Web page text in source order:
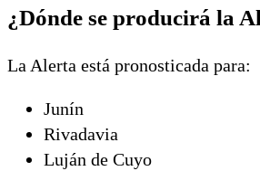
¿Dónde se producirá la
La Alerta está pronosticada para:
Junín
Rivadavia
Luján de Cuyo